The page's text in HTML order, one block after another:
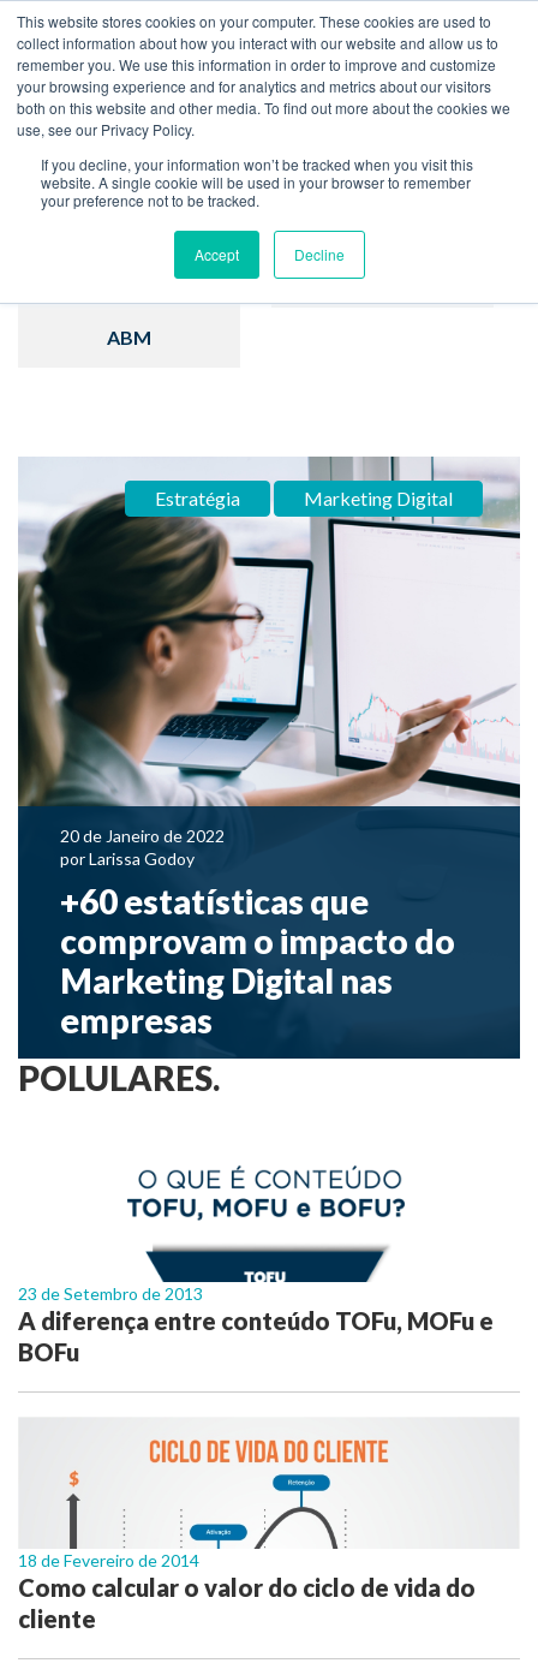
This website stores cookies on your computer. These cookies are used to
collect information about how you interact with our website and allow us to
remember you. We use this information in order to improve and customize
your browsing experience and for analytics and metrics about our visitors
both on this website and other media. To find out more about the cookies we
use, see our Privacy Policy.
If you decline, your information won’t be tracked when you visit this
website. A single cookie will be used in your browser to remember
your preference not to be tracked.
Accept Decline
Home Blog
Inbound Marketing
Estratégia Vendas
ABM
Estratégia Marketing Digital
20 de Janeiro de 2022
porLarissa Godoy
+60 estatísticas que
comprovam o impacto do
Marketing Digital nas
empresas
POLULARES.
23 de Setembro de 2013
A diferença entre conteúdo TOFu, MOFu e
BOFu
18 de Fevereiro de 2014
Como calcular o valor do ciclo de vida do
cliente